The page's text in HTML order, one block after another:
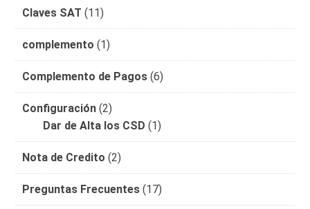
Claves SAT (11)
complemento (1)
Complemento de Pagos (6)
Configuración (2)
Dar de Alta los CSD (1)
Nota de Credito (2)
Preguntas Frecuentes (17)